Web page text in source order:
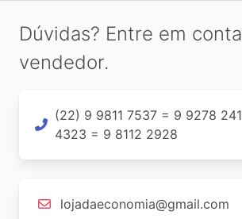
Dúvidas? Entre em
vendedor.
(22) 9 9811 7537 = 9 9278
4323 = 9 8112 2928
lojadaeconomia@gmail.com